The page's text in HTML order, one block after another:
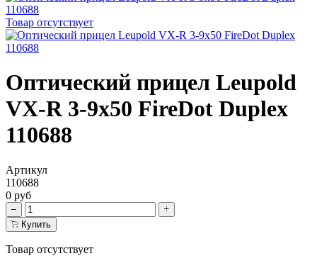
Товар отсутствует
Оптический прицел Leupold
VX-R 3-9x50 FireDot Duplex
110688
Артикул
110688
0 руб
Купить
Товар отсутствует